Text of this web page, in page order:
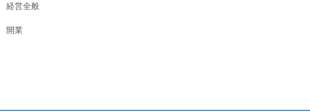
経営全般
開業